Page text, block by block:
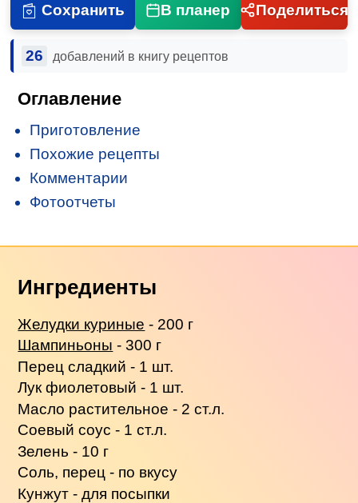
Сохранить В планер Поделиться
26 добавлений в книгу рецептов
Оглавление
Приготовление
Похожие рецепты
Комментарии
Фотоотчеты
Ингредиенты
Желудки куриные - 200 г
Шампиньоны - 300 г
Перец сладкий - 1 шт.
Лук фиолетовый - 1 шт.
Масло растительное - 2 ст.л.
Соевый соус - 1 ст.л.
Зелень - 10 г
Соль, перец - по вкусу
Кунжут - для посыпки